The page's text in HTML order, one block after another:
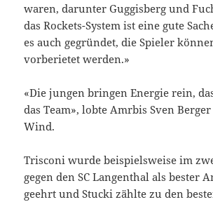
waren, darunter Guggisberg und
das Rockets-System ist eine gute
es auch gegründet, die Spieler
vorberietet werden.»
«Die jungen bringen Energie rein,
das Team», lobte Amrbis Sven
Wind.
Trisconi wurde beispielsweise im
gegen den SC Langenthal als bester
geehrt und Stucki zählte zu den